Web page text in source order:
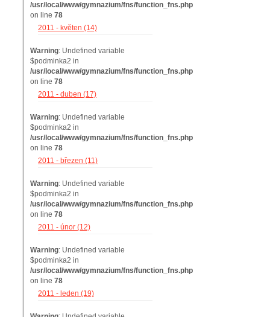
/usr/local/www/gymnazium/fns/function_fns.php
on line 78
2011 - květen (14)
Warning: Undefined variable
$podminka2 in
/usr/local/www/gymnazium/fns/function_fns.php
on line 78
2011 - duben (17)
Warning: Undefined variable
$podminka2 in
/usr/local/www/gymnazium/fns/function_fns.php
on line 78
2011 - březen (11)
Warning: Undefined variable
$podminka2 in
/usr/local/www/gymnazium/fns/function_fns.php
on line 78
2011 - únor (12)
Warning: Undefined variable
$podminka2 in
/usr/local/www/gymnazium/fns/function_fns.php
on line 78
2011 - leden (19)